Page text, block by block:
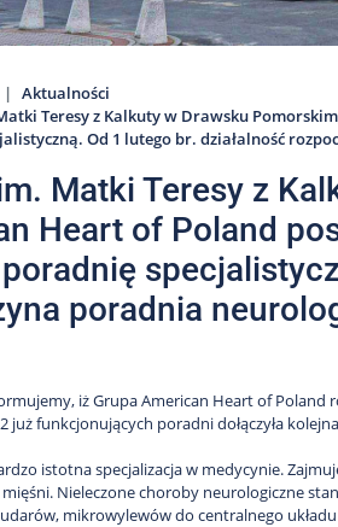
Aktualności
Teresy z Kalkuty w Drawsku
Od 1 lutego br. działalność
Matki Teresy z
Heart of Poland
poradnia
iż Grupa American Heart of Poland
już funkcjonujących poradni dołączyła
istotna specjalizacja w medycynie.
mięśni. Nieleczone choroby neurologiczne
mikrowylewów do centralnego